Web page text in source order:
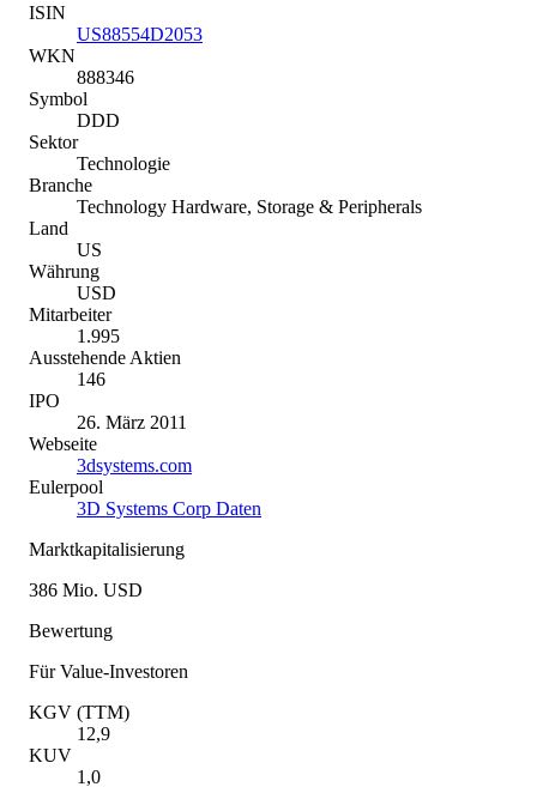
ISIN
US88554D2053
WKN
888346
Symbol
DDD
Sektor
Technologie
Branche
Technology Hardware, Storage & Peripherals
Land
US
Währung
USD
Mitarbeiter
1.995
Ausstehende Aktien
146
IPO
26. März 2011
Webseite
3dsystems.com
Eulerpool
3D Systems Corp Daten
Marktkapitalisierung
386 Mio. USD
Bewertung
Für Value-Investoren
KGV (TTM)
12,9
KUV
1,0